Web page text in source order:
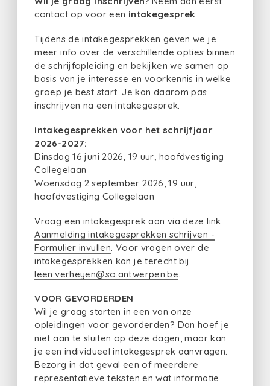
contact op voor een intakegesprek.
Tijdens de intakegesprekken geven we je
meer info over de verschillende opties binnen
de schrijfopleiding en bekijken we samen op
basis van je interesse en voorkennis in welke
groep je best start. Je kan daarom pas
inschrijven na een intakegesprek.
Intakegesprekken voor het schrijfjaar
2026-2027:
Dinsdag 16 juni 2026, 19 uur, hoofdvestiging
Collegelaan
Woensdag 2 september 2026, 19 uur,
hoofdvestiging Collegelaan
Vraag een intakegesprek aan via deze link:
Aanmelding intakegesprekken schrijven -
Formulier invullen . Voor vragen over de
intakegesprekken kan je terecht bij
leen.verheyen@so.antwerpen.be
VOOR GEVORDERDEN
Wil je graag starten in een van onze
opleidingen voor gevorderden? Dan hoef je
niet aan te sluiten op deze dagen, maar kan
je een individueel intakegesprek aanvragen.
Bezorg in dat geval een of meerdere
representatieve teksten en wat informatie